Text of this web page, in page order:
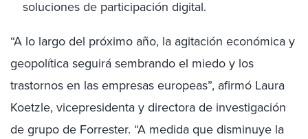
soluciones de participación digital.
“A lo largo del próximo año, la agitación económica y
geopolítica seguirá sembrando el miedo y los
trastornos en las empresas europeas”, afirmó Laura
Koetzle, vicepresidenta y directora de investigación
de grupo de Forrester. “A medida que disminuye la